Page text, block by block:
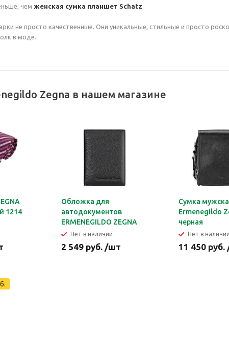
чем женская сумка планшет Schatz.
не просто качественные. Они уникальные, стильные и просто
в моде.
Zegna в нашем магазине
1214
Обложка для
автодокументов
ERMENEGILDO ZEGNA
Нет в наличии
2 549 руб. /шт
Сумка
Ermenegildo
черная
Нет в наличии
11 450